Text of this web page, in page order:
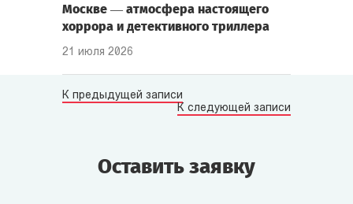
Москве — атмосфера настоящего
хоррора и детективного триллера
21 июля 2026
К предыдущей записи
К следующей записи
Оставить заявку